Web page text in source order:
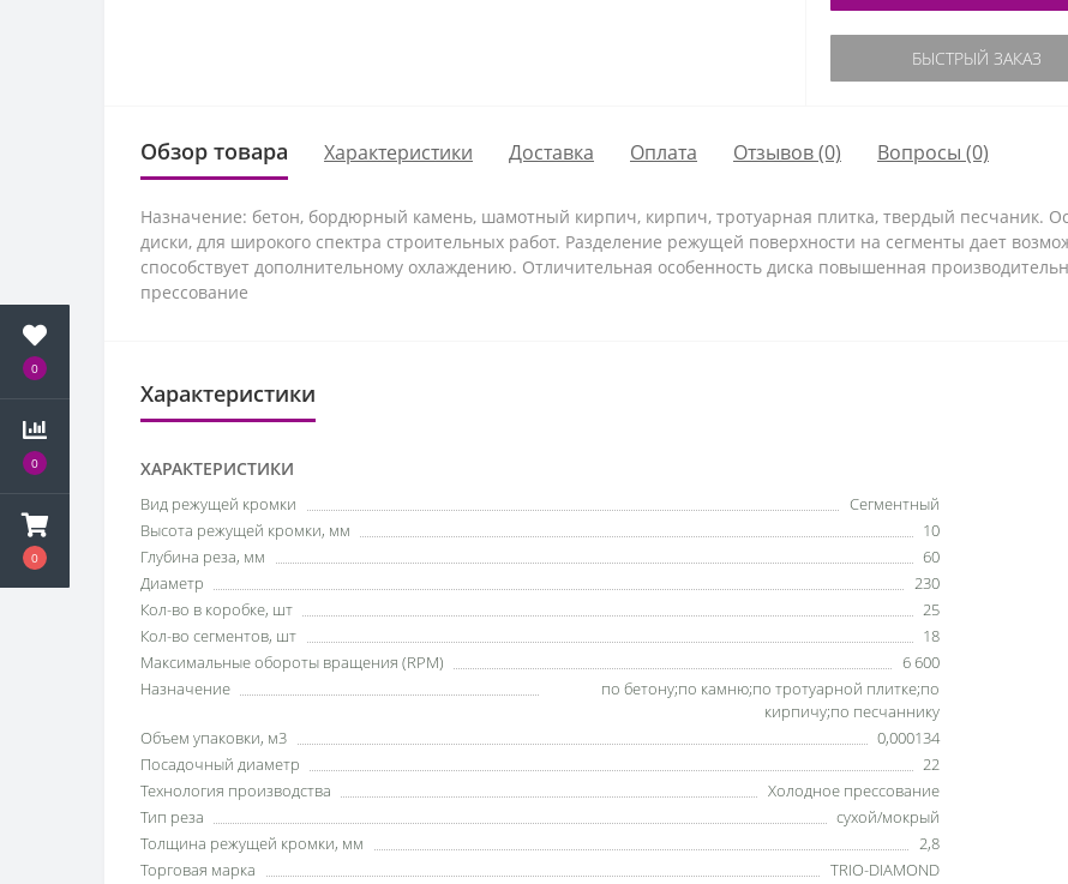
0
0
0
БЫСТРЫЙ ЗАКАЗ
Обзор товара Характеристики Доставка Оплата Отзывов (0) Вопросы (0)
Назначение: бетон, бордюрный камень, шамотный кирпич, кирпич, тротуарная плитка, твердый песчаник.
диски, для широкого спектра строительных работ. Разделение режущей поверхности на сегменты дает
способствует дополнительному охлаждению. Отличительная особенность диска повышенная
прессование
Характеристики
ХАРАКТЕРИСТИКИ
Вид режущей кромки
Сегментный
Высота режущей кромки, мм
10
Глубина реза, мм
60
Диаметр
230
Кол-во в коробке, шт
25
Кол-во сегментов, шт
18
Максимальные обороты вращения (RPM)
6 600
Назначение
по бетону;по камню;по тротуарной плитке;по
кирпичу;по песчаннику
Объем упаковки, м3
0,000134
Посадочный диаметр
22
Технология производства
Холодное прессование
Тип реза
сухой/мокрый
Толщина режущей кромки, мм
2,8
Торговая марка
TRIO-DIAMOND